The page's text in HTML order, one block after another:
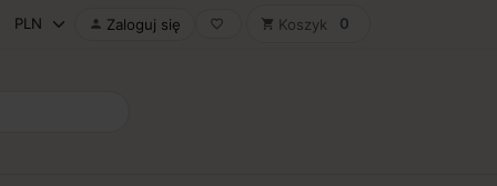
 Zaloguj się favorite_border shopping_cart Koszyk 0